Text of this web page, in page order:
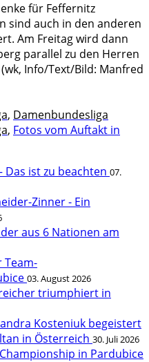
für Feffernitz
sind auch in den anderen
Am Freitag wird dann
parallel zu den Herren
Info/Text/Bild: Manfred
, Damenbundesliga
, Fotos vom Auftakt in
Das ist zu beachten 07.
Zinner - Ein
aus 6 Nationen am
Team-
03. August 2026
triumphiert in
Kosteniuk begeistert
in Österreich 30. Juli 2026
in Pardubice